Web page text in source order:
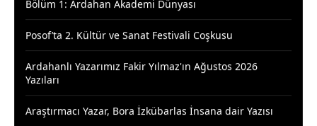
Posof’ta 2. Kültür ve Sanat Festivali Coşkusu
Ardahanlı Yazarımız Fakir Yılmaz'ın Ağustos 2026
Yazıları
Araştırmacı Yazar, Bora İzkübarlas İnsana dair Yazısı